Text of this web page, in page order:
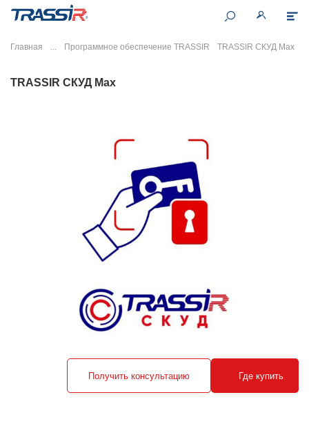
Главная Программное обеспечение TRASSIR TRASSIR СКУД Max
TRASSIR СКУД Max
Где купить
Получить консультацию